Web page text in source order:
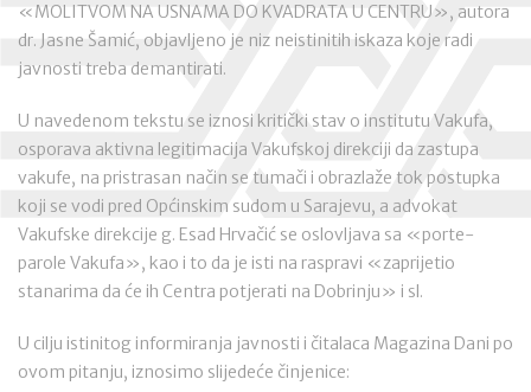
«MOLITVOM NA USNAMA DO KVADRATA U CENTRU», autora
dr. Jasne Šamić, objavljeno je niz neistinitih iskaza koje radi
javnosti treba demantirati.
U navedenom tekstu se iznosi kritički stav o institutu Vakufa,
osporava aktivna legitimacija Vakufskoj direkciji da zastupa
vakufe, na pristrasan način se tumači i obrazlaže tok postupka
koji se vodi pred Općinskim sudom u Sarajevu, a advokat
Vakufske direkcije g. Esad Hrvačić se oslovljava sa «porte-
parole Vakufa», kao i to da je isti na raspravi «zaprijetio
stanarima da će ih Centra potjerati na Dobrinju» i sl.
U cilju istinitog informiranja javnosti i čitalaca Magazina Dani po
ovom pitanju, iznosimo slijedeće činjenice: